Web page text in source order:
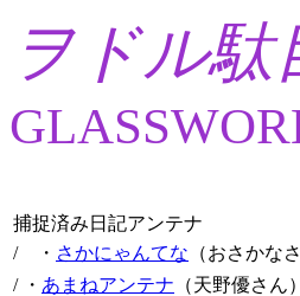
ヲドル駄
捕捉済み日記アンテナ
/ ・ さかにゃんてな （おさかな
/ ・ あまねアンテナ （天野優さん）